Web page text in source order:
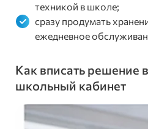
техникой в школе;
сразу продумать
ежедневное
Как вписать решение
школьный кабинет